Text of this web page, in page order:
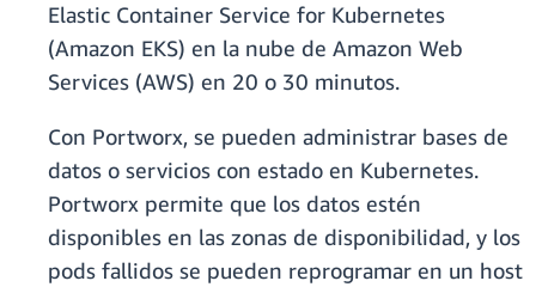
Elastic Container Service for Kubernetes
(Amazon EKS) en la nube de Amazon Web
Services (AWS) en 20 o 30 minutos.
Con Portworx, se pueden administrar bases de
datos o servicios con estado en Kubernetes.
Portworx permite que los datos estén
disponibles en las zonas de disponibilidad, y los
pods fallidos se pueden reprogramar en un host